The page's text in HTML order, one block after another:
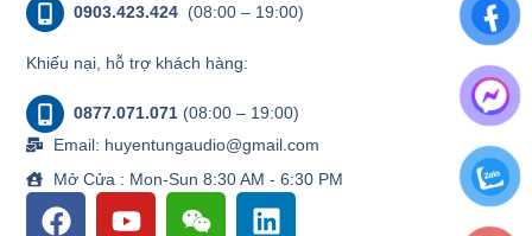
0903.423.424 (08:00 – 19:00)
Khiếu nại, hỗ trợ khách hàng:
0877.071.071 (08:00 – 19:00)
Email: huyentungaudio@gmail.com
Mở Cửa : Mon-Sun 8:30 AM - 6:30 PM